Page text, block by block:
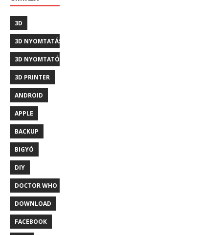
3D
3D NYOMTATÁS
3D NYOMTATÓ
3D PRINTER
ANDROID
APPLE
BACKUP
BIGYÓ
DIY
DOCTOR WHO
DOWNLOAD
FACEBOOK